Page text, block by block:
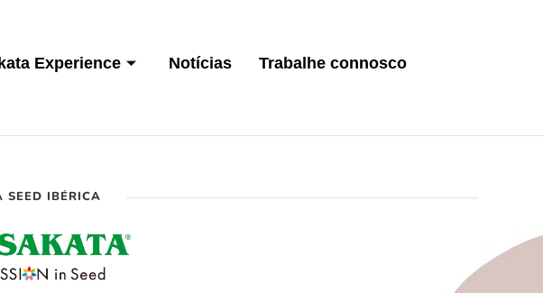
Experience Notícias
Trabalhe connosco
SEED IBÉRICA